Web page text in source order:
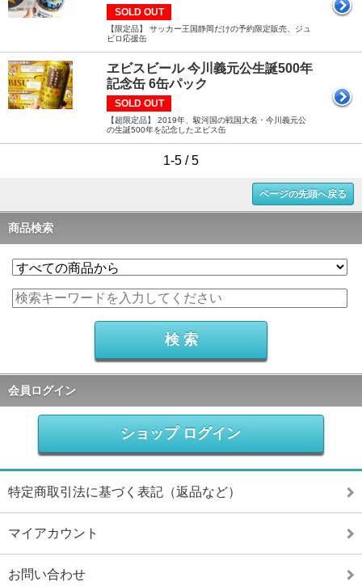
SOLD OUT
【限定品】 サッカー王国静岡だけの予約限定販売、ジュ
ビロ応援缶
ヱビスビール 今川義元公生誕500年
記念缶 6缶パック
SOLD OUT
【超限定品】 2019年、駿河国の戦国大名・今川義元公
の生誕500年を記念したヱビス缶
1-5 / 5
ページの先頭へ戻る
商品検索
会員ログイン
ショップ ログイン
特定商取引法に基づく表記（返品など）
マイアカウント
お問い合わせ